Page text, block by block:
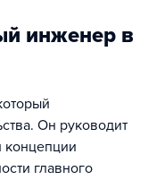
инженер в
Он руководит
концепции
главного